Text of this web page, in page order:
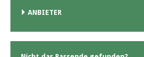
ANBIETER